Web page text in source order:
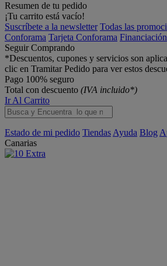
Resumen de tu pedido
¡Tu carrito está vacío!
Suscríbete a la newsletter Todas las
Conforama Tarjeta Conforama Financiación
Seguir Comprando
*Descuentos, cupones y servicios son
clic en Tramitar Pedido para ver estos
Pago 100% seguro
Total con descuento (IVA incluido*)
Ir Al Carrito
Estado de mi pedido Tiendas Ayuda Blog
Canarias